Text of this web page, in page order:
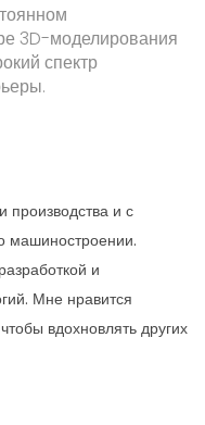
3D-моделирования
спектр
производства и с
машиностроении.
и
Мне нравится
вдохновлять других